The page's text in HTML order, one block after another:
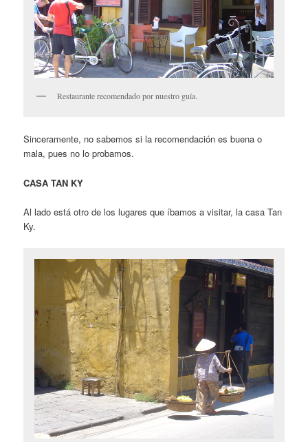
Restaurante recomendado por nuestro guía.
Sinceramente, no sabemos si la recomendación es buena o
mala, pues no lo probamos.
CASA TAN KY
Al lado está otro de los lugares que íbamos a visitar, la casa Tan
Ky.